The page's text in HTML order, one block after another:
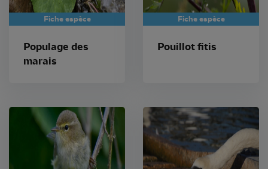
Fiche espèce
Populage des
marais
Fiche espèce
Pouillot fitis